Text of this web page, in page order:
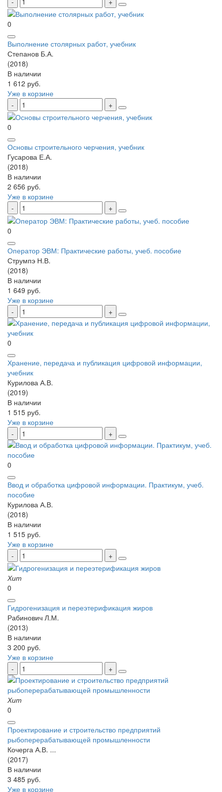
0
Выполнение столярных работ, учебник
Степанов Б.А.
(2018)
В наличии
1 612 руб.
Уже в корзине
0
Основы строительного черчения, учебник
Гусарова Е.А.
(2018)
В наличии
2 656 руб.
Уже в корзине
0
Оператор ЭВМ: Практические работы, учеб. пособие
Струмпэ Н.В.
(2018)
В наличии
1 649 руб.
Уже в корзине
0
Хранение, передача и публикация цифровой информации,
учебник
Курилова А.В.
(2019)
В наличии
1 515 руб.
Уже в корзине
0
Ввод и обработка цифровой информации. Практикум, учеб.
пособие
Курилова А.В.
(2018)
В наличии
1 515 руб.
Уже в корзине
Хит
0
Гидрогенизация и переэтерификация жиров
Рабинович Л.М.
(2013)
В наличии
3 200 руб.
Уже в корзине
Хит
0
Проектирование и строительство предприятий
рыбоперерабатывающей промышленности
Кочерга А.В. ...
(2017)
В наличии
3 485 руб.
Уже в корзине